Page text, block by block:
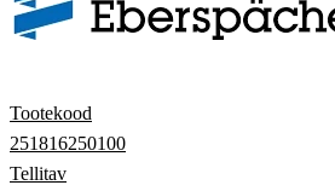
Tootekood
251816250100
Tellitav